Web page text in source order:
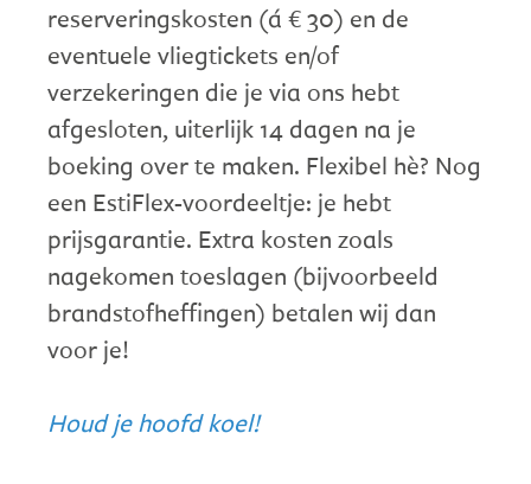
reserveringskosten (á € 30) en de
eventuele vliegtickets en/of
verzekeringen die je via ons hebt
afgesloten, uiterlijk 14 dagen na je
boeking over te maken. Flexibel hè? Nog
een EstiFlex-voordeeltje: je hebt
prijsgarantie. Extra kosten zoals
nagekomen toeslagen (bijvoorbeeld
brandstofheffingen) betalen wij dan
voor je!
Houd je hoofd koel!